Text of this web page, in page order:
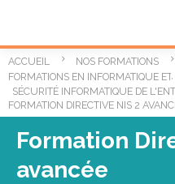
ACCUEIL
NOS FORMATIONS
FORMATIONS EN INFORMATIQUE
,
SÉCURITÉ INFORMATIQUE DE
FORMATION DIRECTIVE NIS 2
Formation
avancée